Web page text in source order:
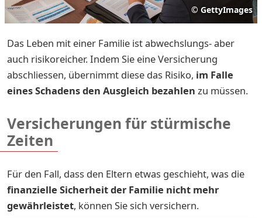
© GettyImages
Das Leben mit einer Familie ist abwechslungs- aber
auch risikoreicher. Indem Sie eine Versicherung
abschliessen, übernimmt diese das Risiko, im Falle
einesSchadens den Ausgleich bezahlen zu müssen.
Versicherungen für stürmische
Zeiten
Für den Fall, dass den Eltern etwas geschieht, was die
finanzielle Sicherheit der Familie nicht mehr
gewährleistet, können Sie sich versichern.